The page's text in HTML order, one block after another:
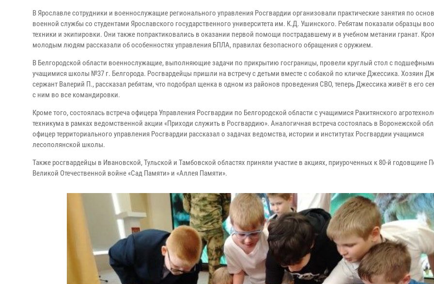
В Ярославле сотрудники и военнослужащие регионального управления Росгвардии организовали практические занятия по
военной службы со студентами Ярославского государственного университета им. К.Д. Ушинского. Ребятам показали образцы
техники и экипировки. Они также попрактиковались в оказании первой помощи пострадавшему и в учебном метании гранат.
молодым людям рассказали об особенностях управления БПЛА, правилах безопасного обращения с оружием.
В Белгородской области военнослужащие, выполняющие задачи по прикрытию госграницы, провели круглый стол с
учащимися школы №37 г. Белгорода. Росгвардейцы пришли на встречу с детьми вместе с собакой по кличке Джессика. Хозяин
сержант Валерий П., рассказал ребятам, что подобрал щенка в одном из районов проведения СВО, теперь Джессика живёт в его
с ним во все командировки.
Кроме того, состоялась встреча офицера Управления Росгвардии по Белгородской области с учащимися Ракитянского
техникума в рамках ведомственной акции «Приходи служить в Росгвардию». Аналогичная встреча состоялась в Воронежской
офицер территориального управления Росгвардии рассказал о задачах ведомства, истории и институтах Росгвардии учащимся
лесополянской школы.
Также росгвардейцы в Ивановской, Тульской и Тамбовской областях приняли участие в акциях, приуроченных к 80-й годовщине
Великой Отечественной войне «Сад Памяти» и «Аллея Памяти».